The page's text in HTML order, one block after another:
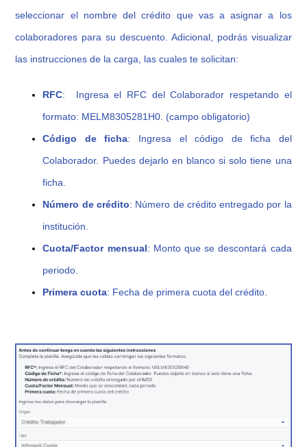
seleccionar el nombre del crédito que vas a asignar a los
colaboradores para su descuento. Adicional, podrás visualizar
las instrucciones de la carga, las cuales te solicitan:
RFC: Ingresa el RFC del Colaborador respetando el
formato: MELM8305281H0. (campo obligatorio)
Código de ficha: Ingresa el código de ficha del
Colaborador. Puedes dejarlo en blanco si solo tiene una
ficha.
Número de crédito: Número de crédito entregado por la
institución.
Cuota/Factor mensual: Monto que se descontará cada
periodo.
Primera cuota: Fecha de primera cuota del crédito.